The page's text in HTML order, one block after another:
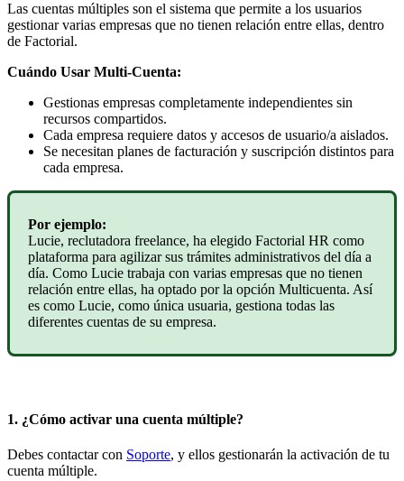
Las cuentas múltiples son el sistema que permite a los usuarios
gestionar varias empresas que no tienen relación entre ellas, dentro
de Factorial.
Cuándo Usar Multi-Cuenta:
Gestionas empresas completamente independientes sin
recursos compartidos.
Cada empresa requiere datos y accesos de usuario/a aislados.
Se necesitan planes de facturación y suscripción distintos para
cada empresa.
Por ejemplo:
Lucie, reclutadora freelance, ha elegido Factorial HR como
plataforma para agilizar sus trámites administrativos del día a
día. Como Lucie trabaja con varias empresas que no tienen
relación entre ellas, ha optado por la opción Multicuenta. Así
es como Lucie, como única usuaria, gestiona todas las
diferentes cuentas de su empresa.
1. ¿Cómo activar una cuenta múltiple?
Debes contactar con Soporte, y ellos gestionarán la activación de tu
cuenta múltiple.